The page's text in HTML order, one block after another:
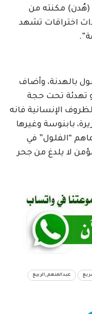
(هُدن) مكنته من
اختراقات تشهد
بالهدنة، وأضاف
تهدئة تحت حجة
الإنسانية فانه
بابنوسة وغيرها
“الفلول” في
لا يلدغ من جحر
عبدالمنعم_الربيع